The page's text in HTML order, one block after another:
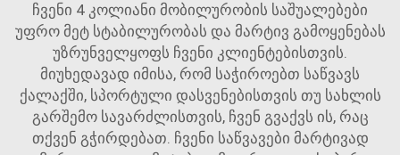
ჩვენი 4 კოლიანი მობილურობის საშუალებები
უფრო მეტ სტაბილურობას და მარტივ გამოყენებას
უზრუნველყოფს ჩვენი კლიენტებისთვის.
მიუხედავად იმისა, რომ საჭიროებთ საწვავს
ქალაქში, სპორტული დასვენებისთვის თუ სახლის
გარშემო სავარძლისთვის, ჩვენ გვაქვს ის, რაც
თქვენ გჭირდებათ. ჩვენი საწვავები მარტივად